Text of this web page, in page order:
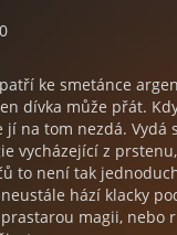
ke smetánce
dívka může přát.
jí na tom nezdá.
vycházející z
to není tak
hází klacky
magii, nebo